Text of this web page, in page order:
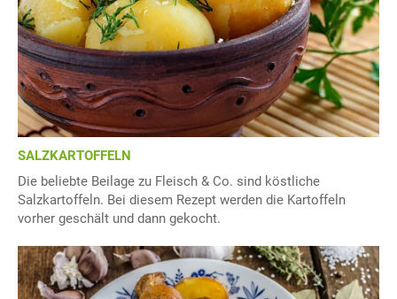
SALZKARTOFFELN
Die beliebte Beilage zu Fleisch & Co. sind köstliche
Salzkartoffeln. Bei diesem Rezept werden die Kartoffeln
vorher geschält und dann gekocht.